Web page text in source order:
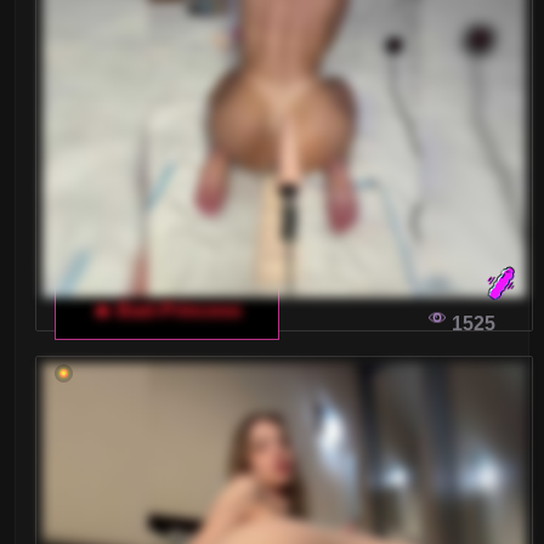
CZY ITALIJA NA SŁODKO I NA OSTRO:
PRZEWODNIK PO WŁOSKIM CZACIE DLA
We Włoszech, kraju pełnym pasji i emocji, czaty
dla dorosłych stają się coraz bardziej popularne.
Jak znaleźć swoją ulubioną włoską modelkę i co
sprawia, że włoski czat dla dorosłych jest
wyjątkowy? Przyjrzyjmy się temu bliżej.
JAK WYBRAĆ IDEALNĄ ROLĘ DLA SIEBIE:
WŁOSKI CZAT DLA DOROSŁYCH Z DRUGIEJ
Zastanawialiście się kiedyś, jak wybrać
odpowiednią rolę do odegrania na włoskim
czacie dla dorosłych? Ten artykuł pomoże wam
🔥 Bad-Princess
1525